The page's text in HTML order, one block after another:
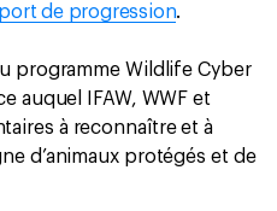
de progression.
programme Wildlife Cyber
auquel IFAW, WWF et
à reconnaître et à
d’animaux protégés et de